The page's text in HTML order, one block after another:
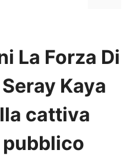
La Forza Di
Kaya
cattiva